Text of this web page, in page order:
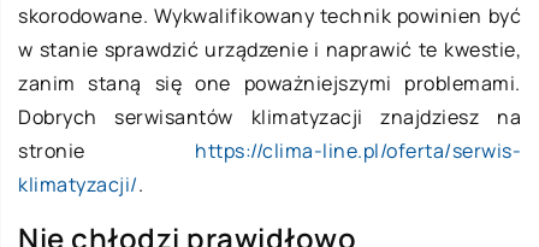
skorodowane. Wykwalifikowany technik powinien być
w stanie sprawdzić urządzenie i naprawić te kwestie,
zanim staną się one poważniejszymi problemami.
Dobrych serwisantów klimatyzacji znajdziesz na
stronie https://clima-line.pl/oferta/serwis-
klimatyzacji/.
Nie chłodzi prawidłowo